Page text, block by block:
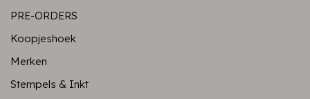
PRE-ORDERS
Koopjeshoek
Merken
Stempels & Inkt